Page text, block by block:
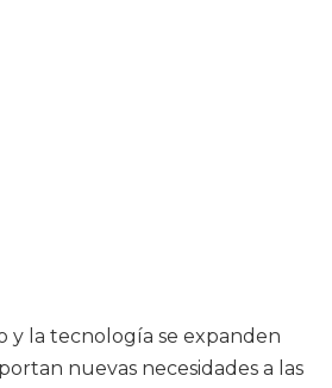
y la tecnología se expanden
nuevas necesidades a las